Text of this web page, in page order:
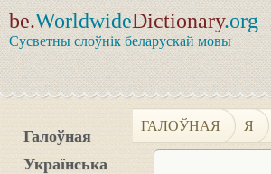
be.WorldwideDictionary.org
Сусветны слоўнік беларускай мовы
Галоўная
Українська
ГАЛОЎНАЯ Я